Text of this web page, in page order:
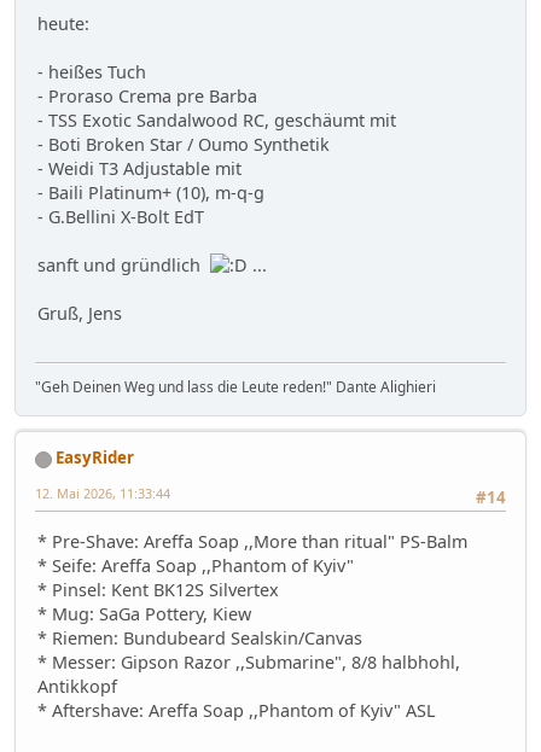
heute:
- heißes Tuch
- Proraso Crema pre Barba
- TSS Exotic Sandalwood RC, geschäumt mit
- Boti Broken Star / Oumo Synthetik
- Weidi T3 Adjustable mit
- Baili Platinum+ (10), m-q-g
- G.Bellini X-Bolt EdT
sanft und gründlich ...
Gruß, Jens
"Geh Deinen Weg und lass die Leute reden!" Dante Alighieri
EasyRider
#14
12. Mai 2026, 11:33:44
* Pre-Shave: Areffa Soap ,,More than ritual" PS-Balm
* Seife: Areffa Soap ,,Phantom of Kyiv"
* Pinsel: Kent BK12S Silvertex
* Mug: SaGa Pottery, Kiew
* Riemen: Bundubeard Sealskin/Canvas
* Messer: Gipson Razor ,,Submarine", 8/8 halbhohl,
Antikkopf
* Aftershave: Areffa Soap ,,Phantom of Kyiv" ASL